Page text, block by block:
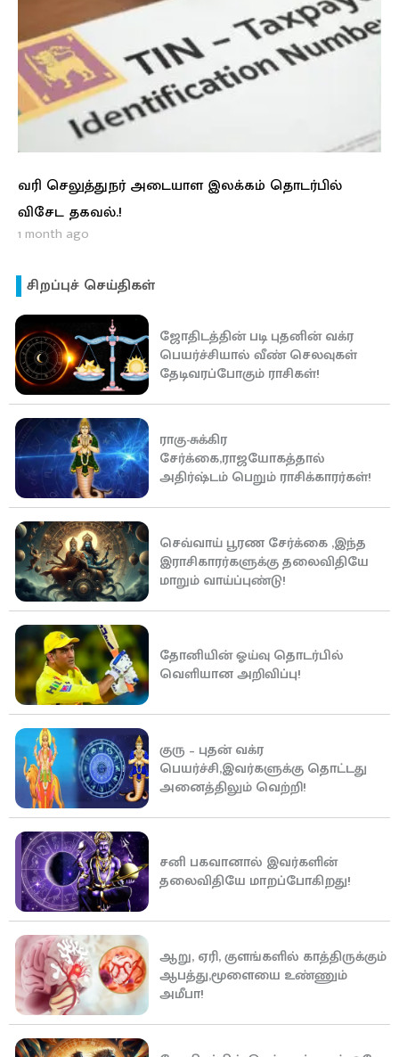
வரி செலுத்துநர் அடையாள இலக்கம் தொடர்பில்
விசேட தகவல்.!
1 month ago
சிறப்புச் செய்திகள்
ஜோதிடத்தின் படி புதனின் வக்ர
பெயர்ச்சியால் வீண் செலவுகள்
தேடிவரப்போகும் ராசிகள்!
ராகு-சுக்கிர
சேர்க்கை,ராஜயோகத்தால்
அதிர்ஷ்டம் பெறும் ராசிக்காரர்கள்!
செவ்வாய் பூரண சேர்க்கை ,இந்த
இராசிகாரர்களுக்கு தலைவிதியே
மாறும் வாய்ப்புண்டு!
தோனியின் ஓய்வு தொடர்பில்
வெளியான அறிவிப்பு!
குரு – புதன் வக்ர
பெயர்ச்சி,இவர்களுக்கு தொட்டது
அனைத்திலும் வெற்றி!
சனி பகவானால் இவர்களின்
தலைவிதியே மாறப்போகிறது!
ஆறு, ஏரி, குளங்களில் காத்திருக்கும்
ஆபத்து,மூளையை உண்ணும்
அமீபா!